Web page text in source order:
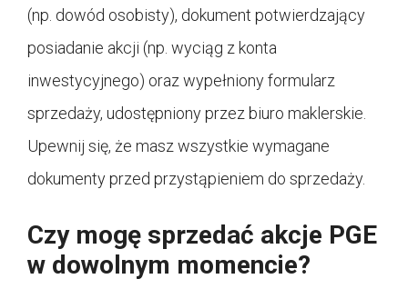
(np. dowód osobisty), dokument potwierdzający
posiadanie akcji (np. wyciąg z konta
inwestycyjnego) oraz wypełniony formularz
sprzedaży, udostępniony przez biuro maklerskie.
Upewnij się, że masz wszystkie wymagane
dokumenty przed przystąpieniem do sprzedaży.
Czy mogę sprzedać akcje PGE
w dowolnym momencie?